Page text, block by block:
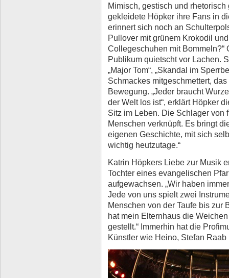
Mimisch, gestisch und
gekleidete Höpker ihre Fans in
erinnert sich noch an
Pullover mit grünem Krokodil
Collegeschuhen mit
Publikum quietscht vor Lachen.
„Major Tom“, „Skandal im
Schmackes mitgeschmettert,
Bewegung. „Jeder braucht
der Welt los ist“, erklärt Höpker
Sitz im Leben. Die Schlager von
Menschen verknüpft. Es bringt
eigenen Geschichte, mit sich
wichtig heutzutage.“
Katrin Höpkers Liebe zur Musik
Tochter eines evangelischen
aufgewachsen. „Wir haben
Jede von uns spielt zwei
Menschen von der Taufe bis zur
hat mein Elternhaus die
gestellt.“ Immerhin hat die
Künstler wie Heino, Stefan